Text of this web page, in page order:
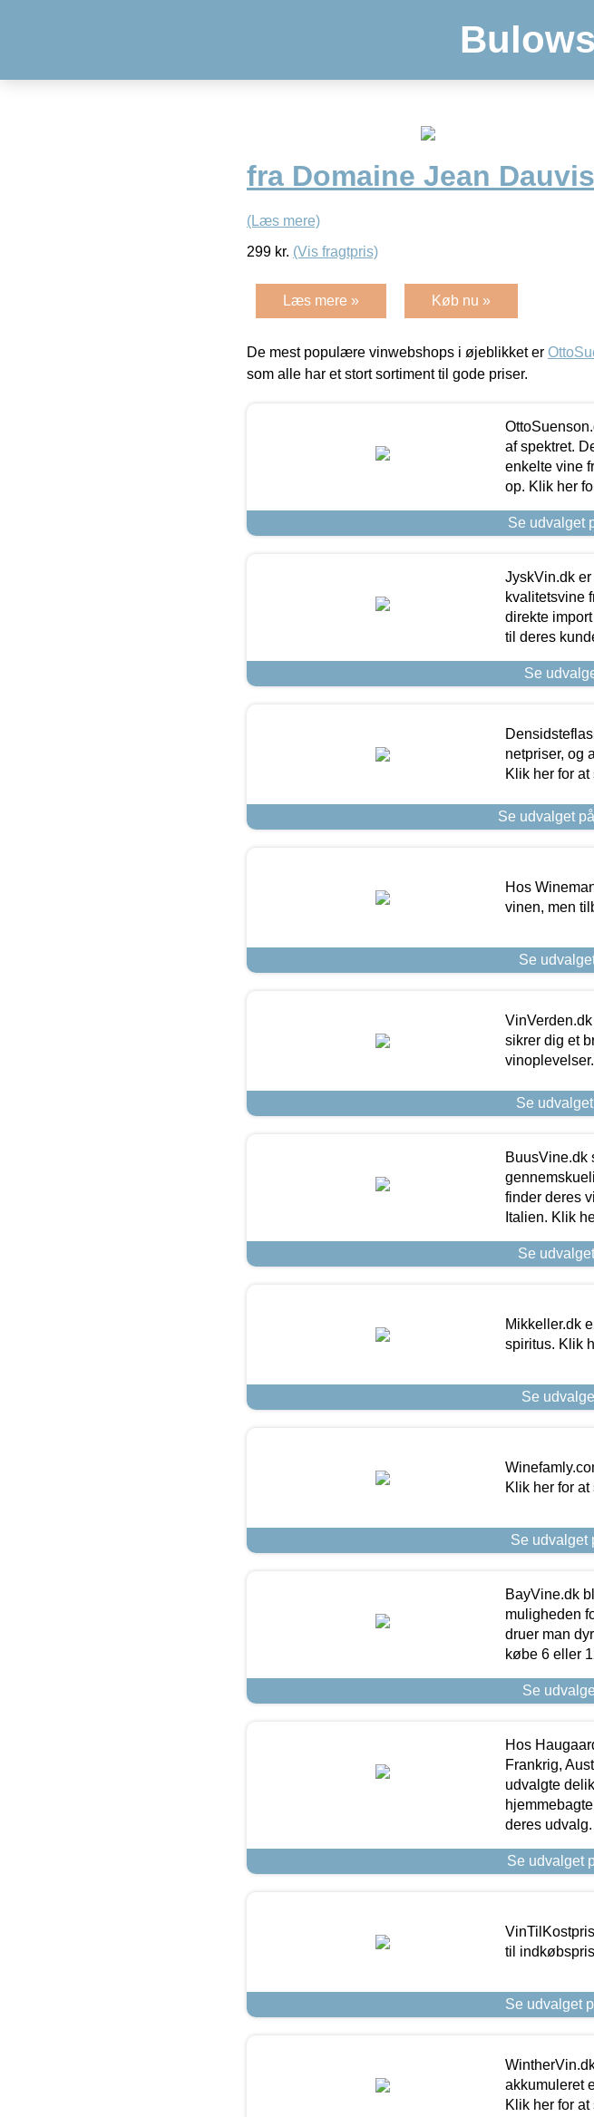
fra Domaine Jean
(Læs mere)
299 kr. (Vis fragtpris)
Læs mere » Køb nu »
De mest populære vinwebshops i øjeblikket er
som alle har et stort sortiment til gode priser.
af spektret.
enkelte vine
op. Klik her
Se udvalget
JyskVin.dk
kvalitetsvine
direkte
til deres
Se
netpriser, og
Klik her for
Se udvalget
Hos
vinen, men
Se
sikrer dig et
Se
BuusVine.dk
finder deres
Italien. Klik
Se
Mikkeller.dk
spiritus. Klik
Se
Klik her for
Se udvalget
BayVine.dk
muligheden
druer man
købe 6 eller
Se
Hos
Frankrig,
udvalgte
deres udvalg.
Se udvalget
til
Se udvalget
akkumuleret
Klik her for